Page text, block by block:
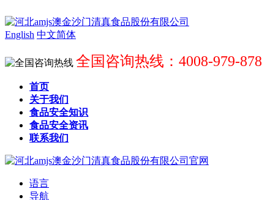
English 中文简体
全国咨询热线：4008-979-878
首页
关于我们
食品安全知识
食品安全资讯
联系我们
语言
导航